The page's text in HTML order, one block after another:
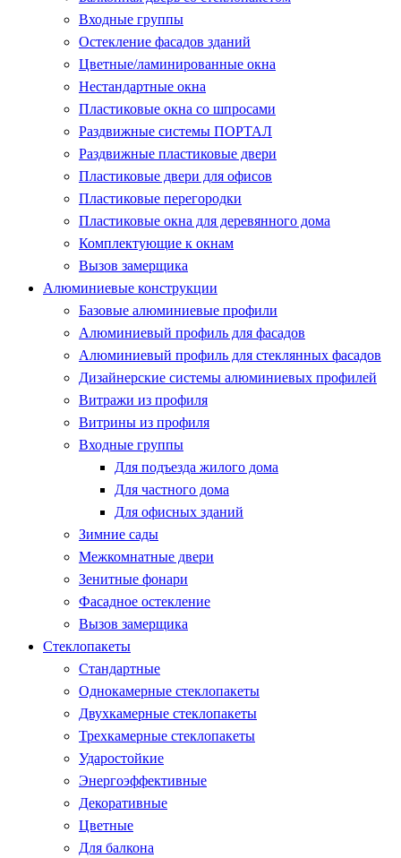
Входные группы
Остекление фасадов зданий
Цветные/ламинированные окна
Нестандартные окна
Пластиковые окна со шпросами
Раздвижные системы ПОРТАЛ
Раздвижные пластиковые двери
Пластиковые двери для офисов
Пластиковые перегородки
Пластиковые окна для деревянного дома
Комплектующие к окнам
Вызов замерщика
Алюминиевые конструкции
Базовые алюминиевые профили
Алюминиевый профиль для фасадов
Алюминиевый профиль для стеклянных фасадов
Дизайнерские системы алюминиевых профилей
Витражи из профиля
Витрины из профиля
Входные группы
Для подъезда жилого дома
Для частного дома
Для офисных зданий
Зимние сады
Межкомнатные двери
Зенитные фонари
Фасадное остекление
Вызов замерщика
Стеклопакеты
Стандартные
Однокамерные стеклопакеты
Двухкамерные стеклопакеты
Трехкамерные стеклопакеты
Ударостойкие
Энергоэффективные
Декоративные
Цветные
Для балкона